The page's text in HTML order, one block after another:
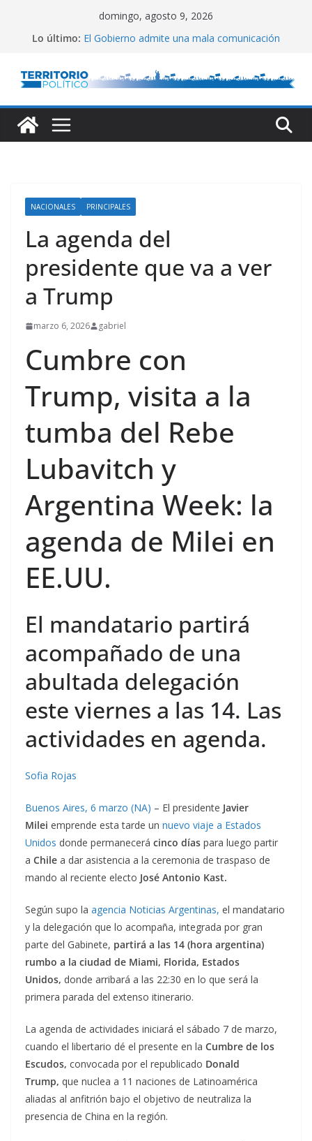
domingo, agosto 9, 2026
Lo último: El Gobierno admite una mala comunicación
Alta inflación en CABA
NACIONALES PRINCIPALES
La agenda del
presidente que va a ver
a Trump
marzo 6, 2026 gabriel
Cumbre con
Trump, visita a la
tumba del Rebe
Lubavitch y
Argentina Week: la
agenda de Milei en
EE.UU.
El mandatario partirá
acompañado de una
abultada delegación
este viernes a las 14. Las
actividades en agenda.
Sofia Rojas
Buenos Aires, 6 marzo (NA) – El presidente Javier
Milei emprende esta tarde un nuevo viaje a Estados
Unidos donde permanecerá cinco días para luego partir
a Chile a dar asistencia a la ceremonia de traspaso de
mando al reciente electo José Antonio Kast.
Según supo la agencia Noticias Argentinas, el mandatario
y la delegación que lo acompaña, integrada por gran
parte del Gabinete, partirá a las 14 (hora argentina)
rumbo a la ciudad de Miami, Florida, Estados
Unidos, donde arribará a las 22:30 en lo que será la
primera parada del extenso itinerario.
La agenda de actividades iniciará el sábado 7 de marzo,
cuando el libertario dé el presente en la Cumbre de los
Escudos, convocada por el republicado Donald
Trump, que nuclea a 11 naciones de Latinoamérica
aliadas al anfitrión bajo el objetivo de neutraliza la
presencia de China en la región.